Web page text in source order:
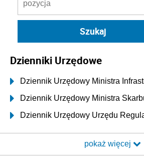
Dzienniki Urzędowe
Dziennik Urzędowy Ministra
Dziennik Urzędowy Ministra
Dziennik Urzędowy Urzędu
Dziennik Urzędowy Ministra
pokaż więcej